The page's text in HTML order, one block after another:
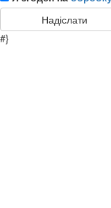
#}